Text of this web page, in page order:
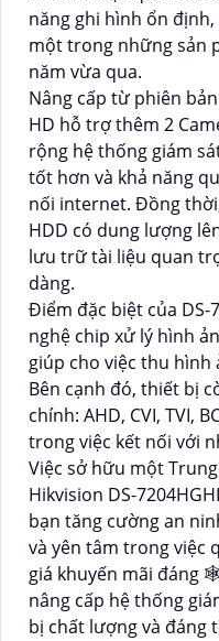
năng ghi hình ổn
một trong những sản
năm vừa qua.
Nâng cấp từ phiên
HD hỗ trợ thêm 2
rộng hệ thống giám
tốt hơn và khả năng
nối internet. Đồng
HDD có dung lượng
lưu trữ tài liệu quan
dàng.
Điểm đặc biệt của DS-
nghệ chip xử lý hình
giúp cho việc thu hình
Bên cạnh đó, thiết bị
chính: AHD, CVI, TVI,
trong việc kết nối với
Việc sở hữu một
Hikvision DS-
bạn tăng cường an
và yên tâm trong việc
giá khuyến mãi đáng
nâng cấp hệ thống
bị chất lượng và đáng